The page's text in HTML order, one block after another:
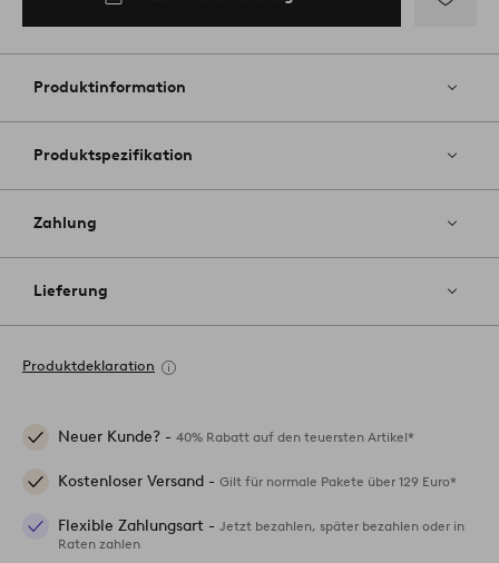
Favoriten
Produktinformation
Produktspezifikation
Zahlung
Lieferung
Produktdeklaration
Neuer Kunde? - 40% Rabatt auf den teuersten Artikel*
Kostenloser Versand - Gilt für normale Pakete über 129 Euro*
Flexible Zahlungsart - Jetzt bezahlen, später bezahlen oder in
Raten zahlen